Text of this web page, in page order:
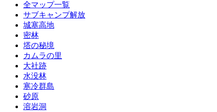
全マップ一覧
サブキャンプ解放
城塞高地
密林
塔の秘境
カムラの里
大社跡
水没林
寒冷群島
砂原
溶岩洞